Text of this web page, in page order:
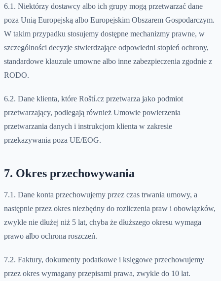
6.1. Niektórzy dostawcy albo ich grupy mogą przetwarzać dane
poza Unią Europejską albo Europejskim Obszarem Gospodarczym.
W takim przypadku stosujemy dostępne mechanizmy prawne, w
szczególności decyzje stwierdzające odpowiedni stopień ochrony,
standardowe klauzule umowne albo inne zabezpieczenia zgodnie z
RODO.
6.2. Dane klienta, które Roští.cz przetwarza jako podmiot
przetwarzający, podlegają również Umowie powierzenia
przetwarzania danych i instrukcjom klienta w zakresie
przekazywania poza UE/EOG.
7. Okres przechowywania
7.1. Dane konta przechowujemy przez czas trwania umowy, a
następnie przez okres niezbędny do rozliczenia praw i obowiązków,
zwykle nie dłużej niż 5 lat, chyba że dłuższego okresu wymaga
prawo albo ochrona roszczeń.
7.2. Faktury, dokumenty podatkowe i księgowe przechowujemy
przez okres wymagany przepisami prawa, zwykle do 10 lat.